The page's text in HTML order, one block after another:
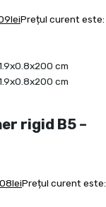
leiPrețul curent este:
rigid B5 –
leiPrețul curent este: